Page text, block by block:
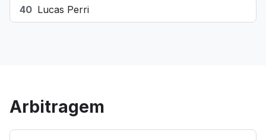
40 Lucas Perri
Arbitragem